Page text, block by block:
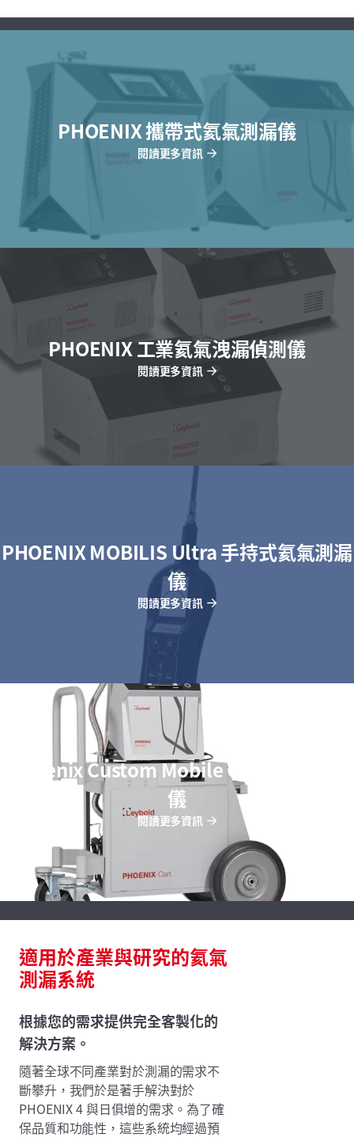
PHOENIX 攜帶式氦氣測漏儀
閱讀更多資訊
PHOENIX 工業氦氣洩漏偵測儀
閱讀更多資訊
PHOENIX MOBILIS Ultra 手持式氦氣測漏
儀
閱讀更多資訊
Phoenix Custom Mobile Cart 系統測漏
儀
閱讀更多資訊
適用於產業與研究的氦氣
測漏系統
根據您的需求提供完全客製化的
解決方案。
隨著全球不同產業對於測漏的需求不
斷攀升，我們於是著手解決對於
PHOENIX 4 與日俱增的需求。為了確
保品質和功能性，這些系統均經過預